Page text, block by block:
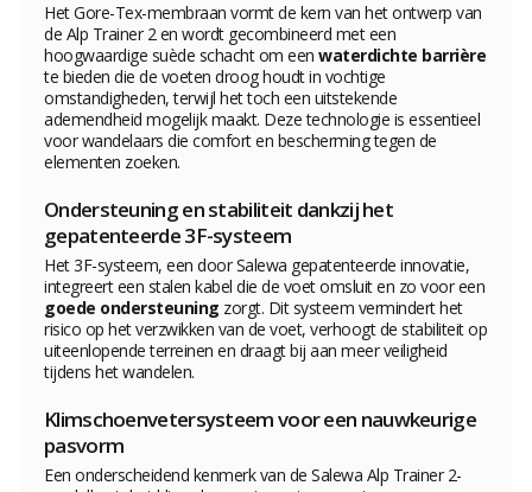
Het Gore-Tex-membraan vormt de kern van het ontwerp van
de Alp Trainer 2 en wordt gecombineerd met een
hoogwaardige suède schacht om een waterdichte barrière
te bieden die de voeten droog houdt in vochtige
omstandigheden, terwijl het toch een uitstekende
ademendheid mogelijk maakt. Deze technologie is essentieel
voor wandelaars die comfort en bescherming tegen de
elementen zoeken.
Ondersteuning en stabiliteit dankzij het
gepatenteerde 3F-systeem
Het 3F-systeem, een door Salewa gepatenteerde innovatie,
integreert een stalen kabel die de voet omsluit en zo voor een
goede ondersteuning zorgt. Dit systeem vermindert het
risico op het verzwikken van de voet, verhoogt de stabiliteit op
uiteenlopende terreinen en draagt bij aan meer veiligheid
tijdens het wandelen.
Klimschoenvetersysteem voor een nauwkeurige
pasvorm
Een onderscheidend kenmerk van de Salewa Alp Trainer 2-